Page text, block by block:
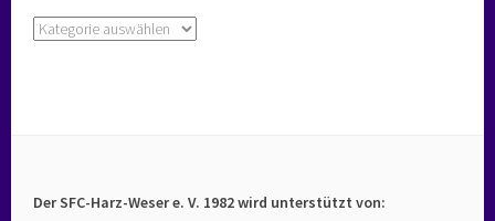
Kategorien
Der SFC-Harz-Weser e. V. 1982 wird unterstützt von: